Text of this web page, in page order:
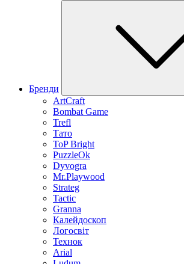
Бренди
ArtCraft
Bombat Game
Trefl
Тато
ToP Bright
PuzzleOk
Dyvogra
Mr.Playwood
Strateg
Tactic
Granna
Калейдоскоп
Логосвіт
Технок
Arial